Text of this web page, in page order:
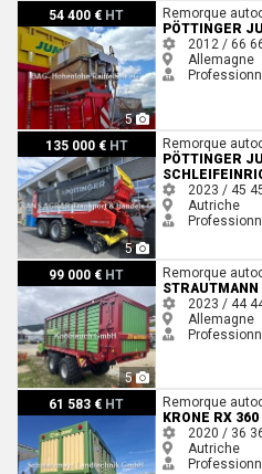
54 400 € HT
5
Pöttinger JUMBO 6610LRemorque
PÖTTINGER
2012 / 66
Allemagne
135 000 € HT
5
Pöttinger Jumbo 8380 DB mit
Remorque
PÖTTINGER
2023 / 45
Autriche
99 000 € HT
5
Strautmann Giga Vitesse CFS 4402
Remorque
STRAUTMANN
2023 / 44
Allemagne
61 583 € HT
Krone RX 360 GD
Remorque
KRONE RX 360
2020 / 36
Autriche